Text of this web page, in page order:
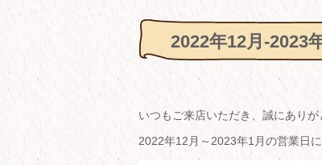
2022年12月-2023
いつもご来店いただき、誠にありが
2022年12月～2023年1月の営業日